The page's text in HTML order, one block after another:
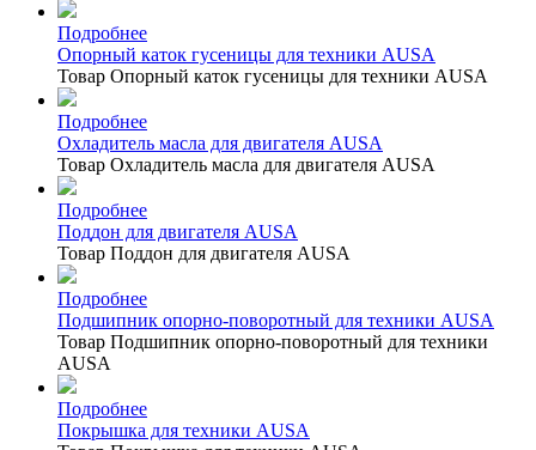
Подробнее
Опорный каток гусеницы для техники AUSA
Товар Опорный каток гусеницы для техники AUSA
Подробнее
Охладитель масла для двигателя AUSA
Товар Охладитель масла для двигателя AUSA
Подробнее
Поддон для двигателя AUSA
Товар Поддон для двигателя AUSA
Подробнее
Подшипник опорно-поворотный для техники AUSA
Товар Подшипник опорно-поворотный для техники
AUSA
Подробнее
Покрышка для техники AUSA